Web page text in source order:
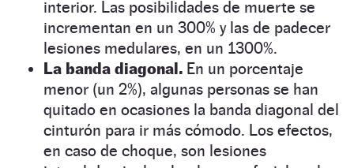
interior. Las posibilidades de muerte se
incrementan en un 300% y las de padecer
lesiones medulares, en un 1300%.
La banda diagonal. En un porcentaje
menor (un 2%), algunas personas se han
quitado en ocasiones la banda diagonal del
cinturón para ir más cómodo. Los efectos,
en caso de choque, son lesiones